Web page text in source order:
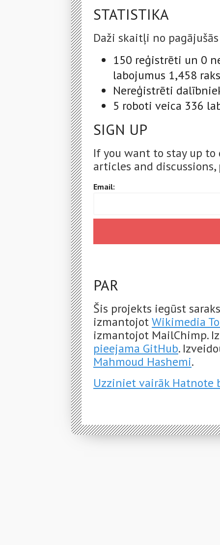
STATISTIKA
Daži skaitļi no
150 reģistrēti un 0
labojumus 1,458
Nereģistrēti
5 roboti veica 336
SIGN UP
If you want to stay up
articles and
Email:
PAR
Šis projekts iegūst
izmantojotWikimedia
izmantojot MailChimp.
pieejama GitHub.
Mahmoud Hashemi.
Uzziniet vairāk Hatnote